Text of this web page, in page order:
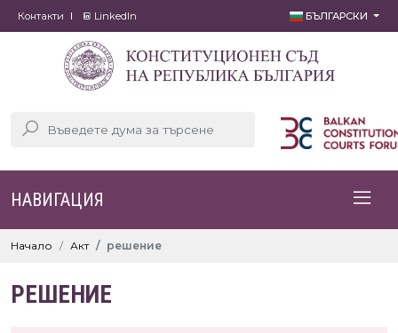
Контакти LinkedIn БЪЛГАРСКИ
НАВИГАЦИЯ
Начало Акт решение
РЕШЕНИЕ